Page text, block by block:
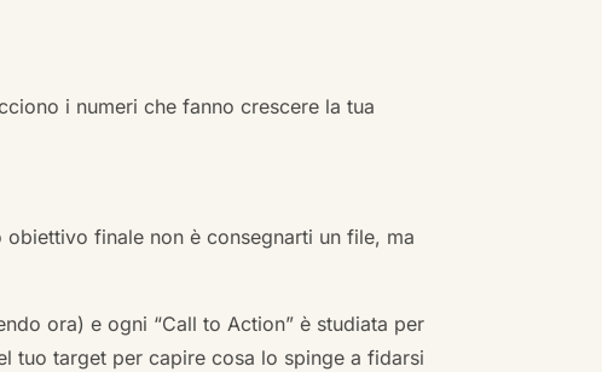
i numeri che fanno crescere la tua
finale non è consegnarti un file, ma
ora) e ogni “Call to Action” è studiata per
tuo target per capire cosa lo spinge a fidarsi